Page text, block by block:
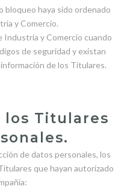
haya sido ordenado
y Comercio.
Industria y Comercio cuando
de seguridad y existan
de los Titulares.
Titulares
de datos personales, los
que hayan autorizado